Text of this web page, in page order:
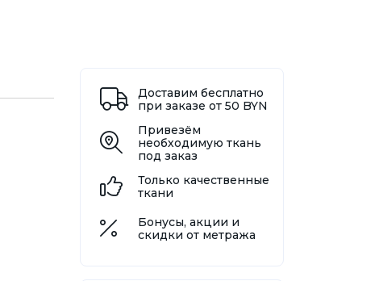
Доставим бесплатно
при заказе от 50 BYN
Привезём
необходимую ткань
под заказ
Только качественные
ткани
Бонусы, акции и
скидки от метража